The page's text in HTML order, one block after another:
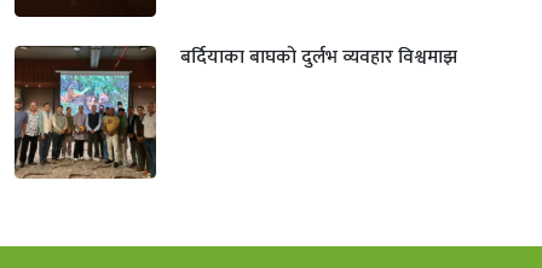
बर्दियाका बाघको दुर्लभ व्यवहार विश्वमाझ